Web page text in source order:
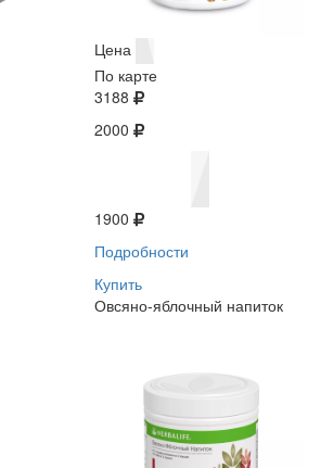
Цена
По карте
3188
2000
1900
Подробности
Купить
Овсяно-яблочный напиток